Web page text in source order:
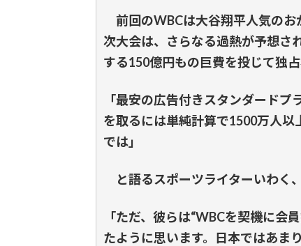
前回のWBCは大谷翔平人気のお
次大会は、さらなる過熱が予想さ
する150億円もの巨費を投じて独占
「最安の広告付きスタンダード
を取るには単純計算で1500万人
では」
と語るスポーツライターいわく、
「ただ、彼らは“WBCを契機に会
たように思います。日本ではあま